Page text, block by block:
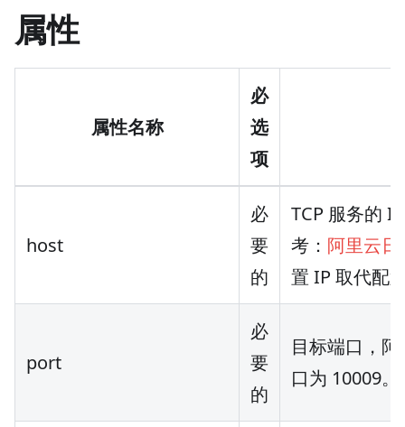
属性
属性名称
必
选
项
host
必
要
的
TCP 服务的
考： 阿里云
置 IP 取代配
port
必
要
的
目标端口，
口为 10009。